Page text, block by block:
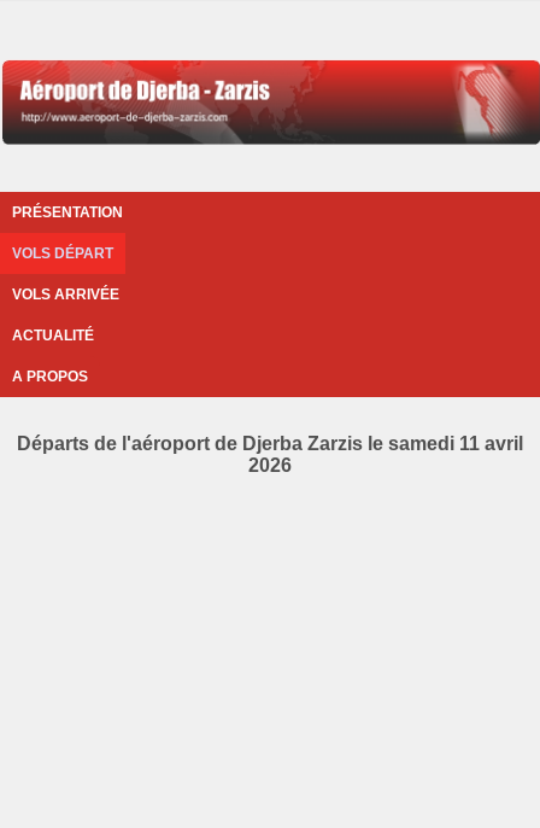
PRÉSENTATION
VOLS DÉPART
VOLS ARRIVÉE
ACTUALITÉ
A PROPOS
Départs de l'aéroport de Djerba Zarzis le samedi 11 avril
2026